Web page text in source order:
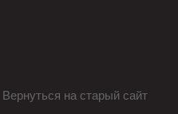
Вернуться на старый сайт